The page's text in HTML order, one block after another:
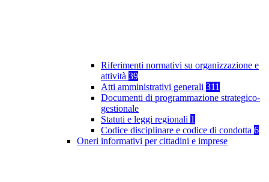
Riferimenti normativi su organizzazione e
attività 39
Atti amministrativi generali 311
Documenti di programmazione strategico-
gestionale
Statuti e leggi regionali 1
Codice disciplinare e codice di condotta 6
Oneri informativi per cittadini e imprese